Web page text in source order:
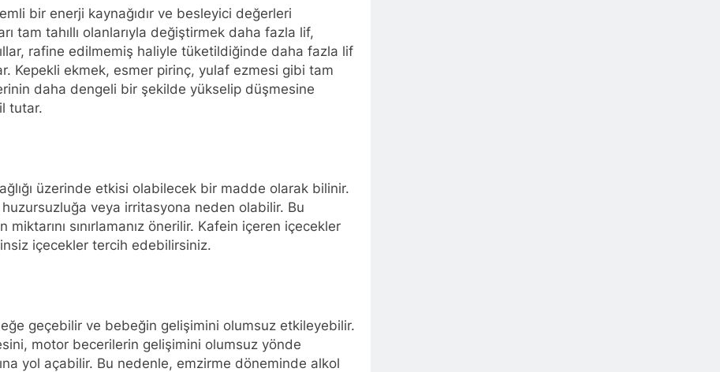
bir enerji kaynağıdır ve besleyici değerleri
tam tahıllı olanlarıyla değiştirmek daha fazla lif,
rafine edilmemiş haliyle tüketildiğinde daha fazla lif
Kepekli ekmek, esmer pirinç, yulaf ezmesi gibi tam
daha dengeli bir şekilde yükselip düşmesine
tutar.
üzerinde etkisi olabilecek bir madde olarak bilinir.
veya irritasyona neden olabilir. Bu
sınırlamanız önerilir. Kafein içeren içecekler
içecekler tercih edebilirsiniz.
geçebilir ve bebeğin gelişimini olumsuz etkileyebilir.
motor becerilerin gelişimini olumsuz yönde
yol açabilir. Bu nedenle, emzirme döneminde alkol